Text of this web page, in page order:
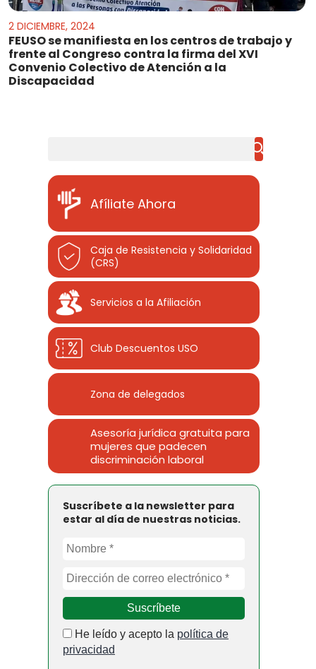
2 DICIEMBRE, 2024
FEUSO se manifiesta en los centros de trabajo y
frente al Congreso contra la firma del XVI
Convenio Colectivo de Atención a la
Discapacidad
Afíliate Ahora
Caja de Resistencia y Solidaridad
(CRS)
Servicios a la Afiliación
Club Descuentos USO
Zona de delegados
Asesoría jurídica gratuita para
mujeres que padecen
discriminación laboral
Suscríbete a la newsletter para
estar al día de nuestras noticias.
He leído y acepto la política de
privacidad